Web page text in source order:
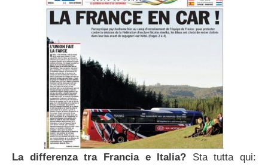
La differenza tra Francia e Italia? Sta tutta qui: